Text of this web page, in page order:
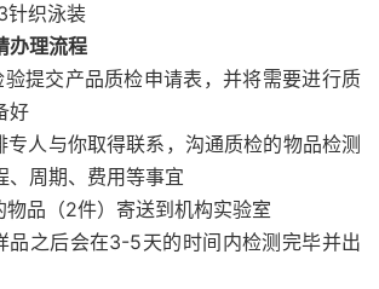
织泳装
办理流程
提交产品质检申请表，并将需要进行质
好
人与你取得联系，沟通质检的物品检测
、周期、费用等事宜
品（2件）寄送到机构实验室
之后会在3-5天的时间内检测完毕并出